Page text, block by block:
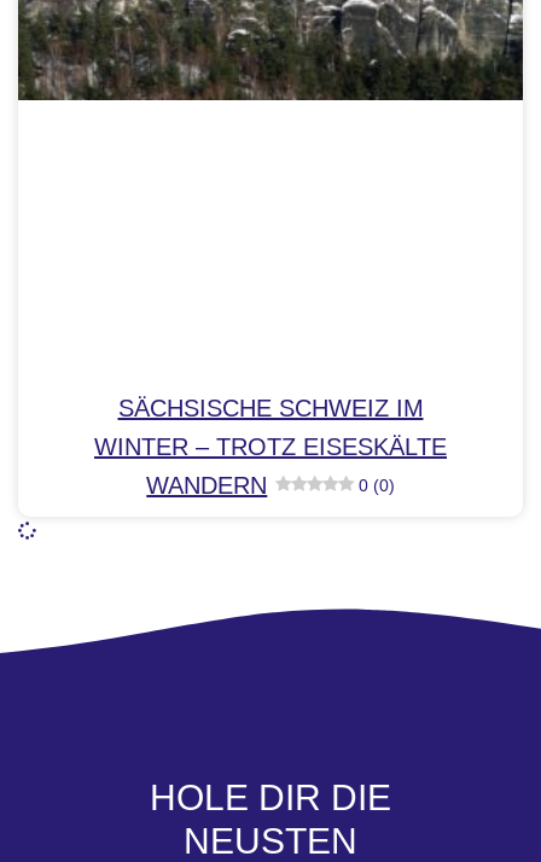
SÄCHSISCHE SCHWEIZ IM
WINTER – TROTZ EISESKÄLTE
WANDERN
0 (0)
HOLE DIR DIE
NEUSTEN